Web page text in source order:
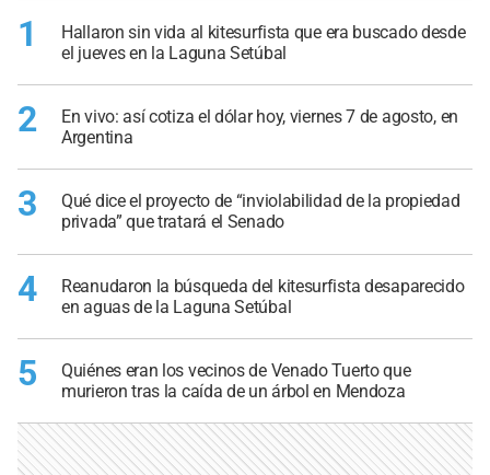
1
Hallaron sin vida al kitesurfista que era buscado desde
el jueves en la Laguna Setúbal
2
En vivo: así cotiza el dólar hoy, viernes 7 de agosto, en
Argentina
3
Qué dice el proyecto de “inviolabilidad de la propiedad
privada” que tratará el Senado
4
Reanudaron la búsqueda del kitesurfista desaparecido
en aguas de la Laguna Setúbal
5
Quiénes eran los vecinos de Venado Tuerto que
murieron tras la caída de un árbol en Mendoza